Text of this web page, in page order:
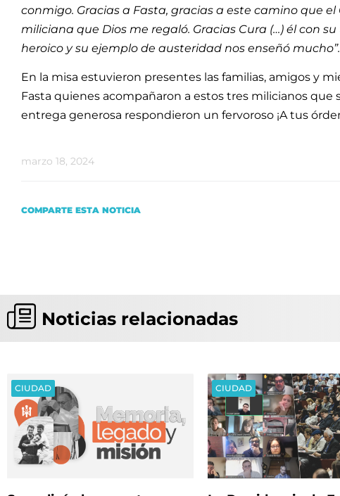
conmigo. Gracias a Fasta, gracias a este camino que
miliciana que Dios me regaló. Gracias Cura (…) él con
heroico y su ejemplo de austeridad nos enseñó mucho”.
En la misa estuvieron presentes las familias, amigos y
Fasta quienes acompañaron a estos tres milicianos
entrega generosa respondieron un fervoroso ¡A tus
marzo 18, 2024
COMPARTE ESTA NOTICIA
Noticias relacionadas
CIUDAD CIUDAD